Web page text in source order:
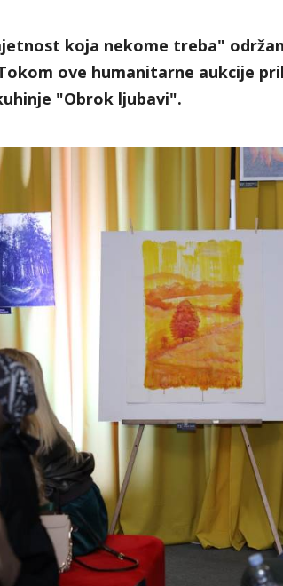
koja nekome treba"
ove humanitarne aukcije
"Obrok ljubavi".